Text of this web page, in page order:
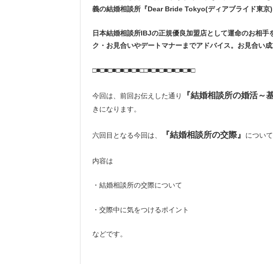
義の結婚相談所『Dear Bride Tokyo(ディアブライド東京)
日本結婚相談所IBJの正規優良加盟店として運命のお相
ク・お見合いやデートマナーまでアドバイス。お見合い
□■□■□■□■□■□■□□■□■□■□■□■□■□
今回は、前回お伝えした通り 『結婚相談所の婚活～
きになります。
六回目となる今回は、 『結婚相談所の交際』 につい
内容は
・結婚相談所の交際について
・交際中に気をつけるポイント
などです。